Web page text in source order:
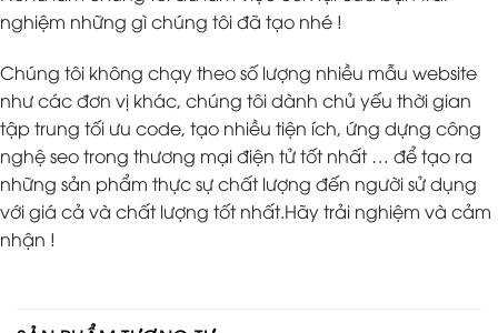
nghiệm những gì chúng tôi đã tạo nhé !
Chúng tôi không chạy theo số lượng nhiều mẫu website
như các đơn vị khác, chúng tôi dành chủ yếu thời gian
tập trung tối ưu code, tạo nhiều tiện ích, ứng dựng công
nghệ seo trong thương mại điện tử tốt nhất … để tạo ra
những sản phẩm thực sự chất lượng đến người sử dụng
với giá cả và chất lượng tốt nhất.Hãy trải nghiệm và cảm
nhận !